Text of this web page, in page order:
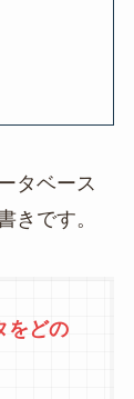
タベース
きです。
をどの